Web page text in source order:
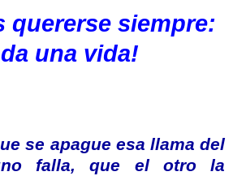
quererse siempre:
una vida!
se apague esa llama del
falla, que el otro la